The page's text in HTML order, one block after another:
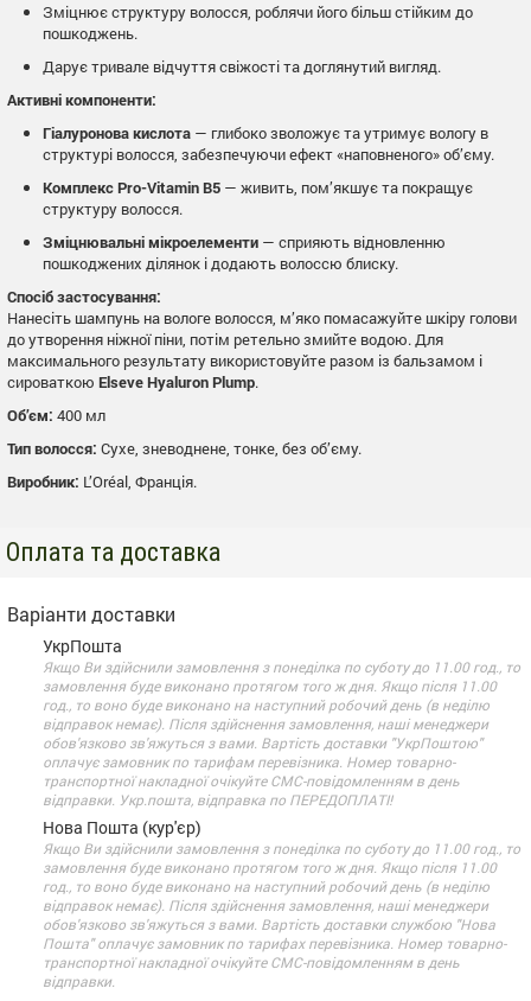
Зміцнює структуру волосся, роблячи його більш стійким до
пошкоджень.
Дарує тривале відчуття свіжості та доглянутий вигляд.
Активні компоненти:
Гіалуронова кислота — глибоко зволожує та утримує вологу в
структурі волосся, забезпечуючи ефект «наповненого» об’єму.
Комплекс Pro-Vitamin B5 — живить, пом’якшує та покращує
структуру волосся.
Зміцнювальні мікроелементи — сприяють відновленню
пошкоджених ділянок і додають волоссю блиску.
Спосіб застосування:
Нанесіть шампунь на вологе волосся, м’яко помасажуйте шкіру голови
до утворення ніжної піни, потім ретельно змийте водою. Для
максимального результату використовуйте разом із бальзамом і
сироваткою Elseve Hyaluron Plump.
Об’єм: 400 мл
Тип волосся: Сухе, зневоднене, тонке, без об’єму.
Виробник: L’Oréal, Франція.
Оплата та доставка
Варіанти доставки
УкрПошта
Якщо Ви здійснили замовлення з понеділка по суботу до 11.00 год., то
замовлення буде виконано протягом того ж дня. Якщо після 11.00
год., то воно буде виконано на наступний робочий день (в неділю
відправок немає). Після здійснення замовлення, наші менеджери
обов'язково зв'яжуться з вами. Вартість доставки "УкрПоштою"
оплачує замовник по тарифам перевізника. Номер товарно-
транспортної накладної очікуйте СМС-повідомленням в день
відправки. Укр.пошта, відправка по ПЕРЕДОПЛАТІ!
Нова Пошта (кур'єр)
Якщо Ви здійснили замовлення з понеділка по суботу до 11.00 год., то
замовлення буде виконано протягом того ж дня. Якщо після 11.00
год., то воно буде виконано на наступний робочий день (в неділю
відправок немає). Після здійснення замовлення, наші менеджери
обов'язково зв'яжуться з вами. Вартість доставки службою "Нова
Пошта" оплачує замовник по тарифах перевізника. Номер товарно-
транспортної накладної очікуйте СМС-повідомленням в день
відправки.